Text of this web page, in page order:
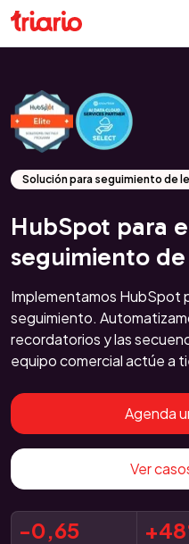
Solución para seguimiento de
HubSpot para
seguimiento
Implementamos HubSpot
seguimiento.
recordatorios y las
equipo comercial actúe a
Agenda
Ver
-0,65